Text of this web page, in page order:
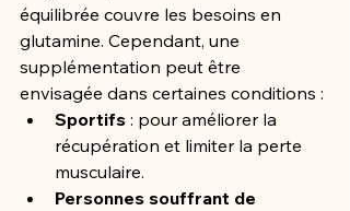
équilibrée couvre les besoins en
glutamine. Cependant, une
supplémentation peut être
envisagée dans certaines conditions :
Sportifs : pour améliorer la
récupération et limiter la perte
musculaire.
Personnes souffrant de